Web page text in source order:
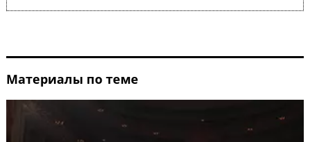
Материалы по теме